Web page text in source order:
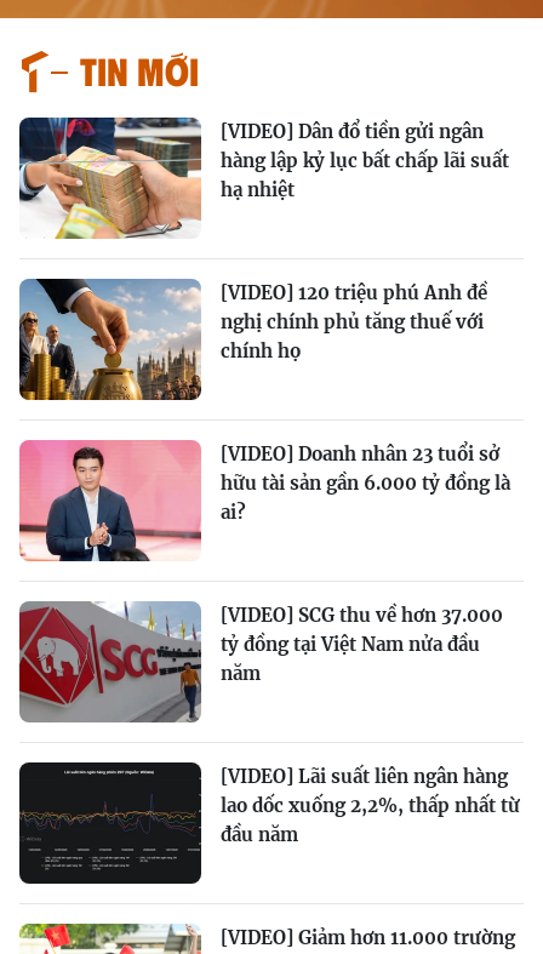
Tin mới
[VIDEO] Dân đổ tiền gửi ngân
hàng lập kỷ lục bất chấp lãi suất
hạ nhiệt
[VIDEO] 120 triệu phú Anh đề
nghị chính phủ tăng thuế với
chính họ
[VIDEO] Doanh nhân 23 tuổi sở
hữu tài sản gần 6.000 tỷ đồng là
ai?
[VIDEO] SCG thu về hơn 37.000
tỷ đồng tại Việt Nam nửa đầu
năm
[VIDEO] Lãi suất liên ngân hàng
lao dốc xuống 2,2%, thấp nhất từ
đầu năm
[VIDEO] Giảm hơn 11.000 trường